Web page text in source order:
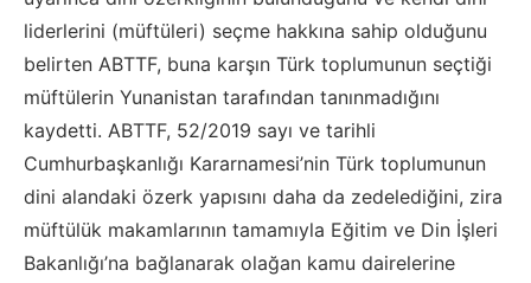
liderlerini (müftüleri) seçme hakkına sahip olduğunu
belirten ABTTF, buna karşın Türk toplumunun seçtiği
müftülerin Yunanistan tarafından tanınmadığını
kaydetti. ABTTF, 52/2019 sayı ve tarihli
Cumhurbaşkanlığı Kararnamesi’nin Türk toplumunun
dini alandaki özerk yapısını daha da zedelediğini, zira
müftülük makamlarının tamamıyla Eğitim ve Din İşleri
Bakanlığı’na bağlanarak olağan kamu dairelerine